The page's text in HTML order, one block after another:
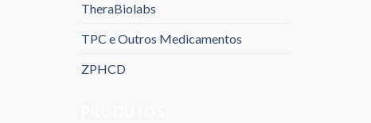
TheraBiolabs
TPC e Outros Medicamentos
ZPHCD